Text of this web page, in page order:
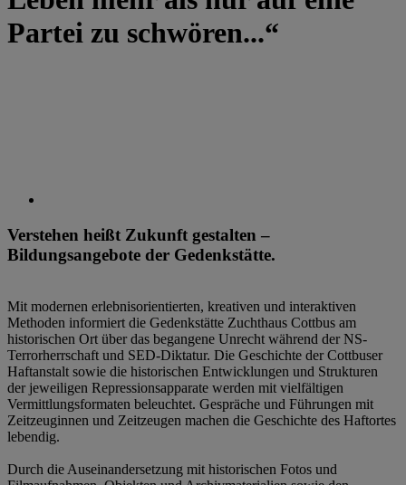
Partei zu schwören...“
Verstehen heißt Zukunft gestalten –
Bildungsangebote der Gedenkstätte.
Mit modernen erlebnisorientierten, kreativen und interaktiven
Methoden informiert die Gedenkstätte Zuchthaus Cottbus am
historischen Ort über das begangene Unrecht während der NS-
Terrorherrschaft und SED-Diktatur. Die Geschichte der Cottbuser
Haftanstalt sowie die historischen Entwicklungen und Strukturen
der jeweiligen Repressionsapparate werden mit vielfältigen
Vermittlungsformaten beleuchtet. Gespräche und Führungen mit
Zeitzeuginnen und Zeitzeugen machen die Geschichte des Haftortes
lebendig.
Durch die Auseinandersetzung mit historischen Fotos und